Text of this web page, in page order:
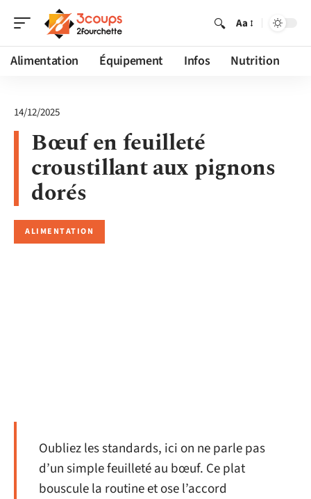
Aa
Alimentation Équipement Infos Nutrition
14/12/2025
Bœuf en feuilleté
croustillant aux pignons
dorés
ALIMENTATION
Oubliez les standards, ici on ne parle pas
d’un simple feuilleté au bœuf. Ce plat
bouscule la routine et ose l’accord